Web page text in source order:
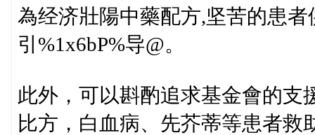
為经济壯陽中藥配方,坚苦的患者
引%1x6bP%导@。
此外，可以斟酌追求基金會的支
比方，白血病、先芥蒂等患者